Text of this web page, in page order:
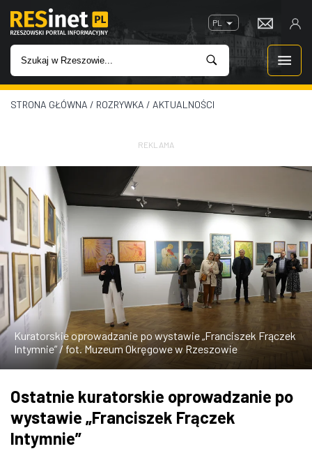
PL
WIADOMOŚCI
IMPREZY
ROZRYWKA
W KINACH
GASTRONOMIA
ZDJĘCIA
W RZESZOWIE
STRONA GŁÓWNA / ROZRYWKA / AKTUALNOŚCI
REKLAMA
Kuratorskie oprowadzanie po wystawie „Franciszek Frączek
Intymnie” / fot. Muzeum Okręgowe w Rzeszowie
Ostatnie kuratorskie oprowadzanie po
wystawie „Franciszek Frączek
Intymnie”